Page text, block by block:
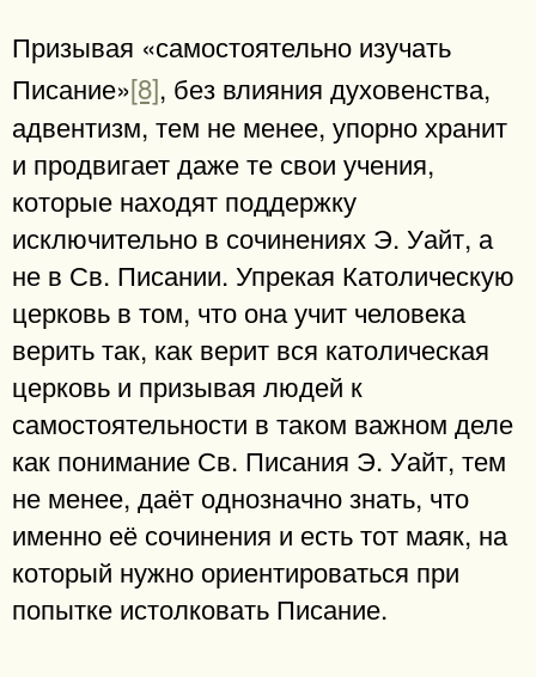
Призывая «самостоятельно изучать
Писание»[8], без влияния духовенства,
адвентизм, тем не менее, упорно хранит
и продвигает даже те свои учения,
которые находят поддержку
исключительно в сочинениях Э. Уайт, а
не в Св. Писании. Упрекая Католическую
церковь в том, что она учит человека
верить так, как верит вся католическая
церковь и призывая людей к
самостоятельности в таком важном деле
как понимание Св. Писания Э. Уайт, тем
не менее, даёт однозначно знать, что
именно её сочинения и есть тот маяк, на
который нужно ориентироваться при
попытке истолковать Писание.